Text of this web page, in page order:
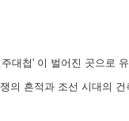
대첩' 이 벌어진 곳으로
의 흔적과 조선 시대의 건